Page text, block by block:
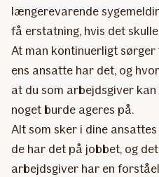
længerevarende
få erstatning, hvis det
At man kontinuerligt
ens ansatte har det, og
at du som arbejdsgiver
noget burde ageres på.
Alt som sker i dine
de har det på jobbet, og
arbejdsgiver har en